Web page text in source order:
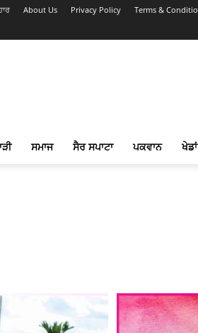
About Us Privacy Policy Terms &
ਸਮਾਜ ਸੈਰ ਸਪਾਟਾ ਪਕਵਾਨ ਖੇਡਾਂ